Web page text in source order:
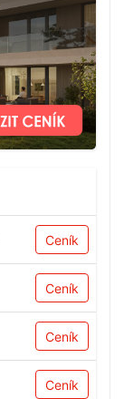
Ceník
Ceník
Ceník
Ceník